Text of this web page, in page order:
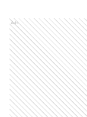
Ads